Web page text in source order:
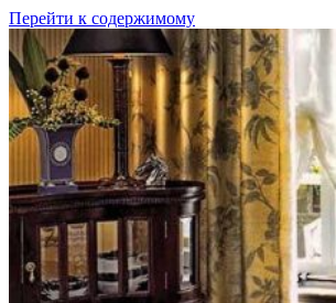
Перейти к содержимому